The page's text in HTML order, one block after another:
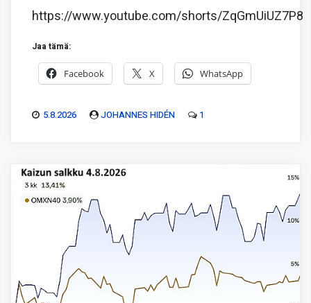
https://www.youtube.com/shorts/ZqGmUiUZ7P8
Jaa tämä:
Facebook X WhatsApp
5.8.2026 JOHANNES HIDÉN 1